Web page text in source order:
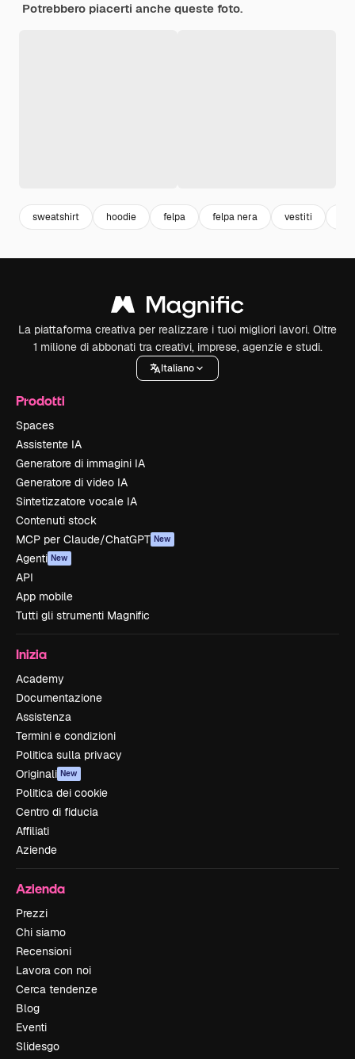
Potrebbero piacerti anche queste foto.
sweatshirt hoodie felpa felpa nera vestiti
La piattaforma creativa per realizzare i tuoi migliori lavori. Oltre
1 milione di abbonati tra creativi, imprese, agenzie e studi.
Italiano
Prodotti
Spaces
Assistente IA
Generatore di immagini IA
Generatore di video IA
Sintetizzatore vocale IA
Contenuti stock
MCP per Claude/ChatGPT New
Agenti New
API
App mobile
Tutti gli strumenti Magnific
Inizia
Academy
Documentazione
Assistenza
Termini e condizioni
Politica sulla privacy
Originali New
Politica dei cookie
Centro di fiducia
Affiliati
Aziende
Azienda
Prezzi
Chi siamo
Recensioni
Lavora con noi
Cerca tendenze
Blog
Eventi
Slidesgo